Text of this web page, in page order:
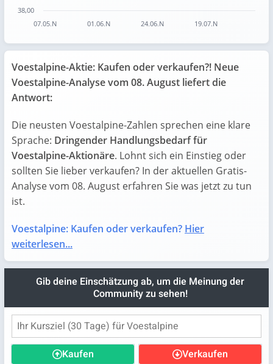
07.05.N 01.06.N 24.06.N 19.07.N
38,00
Voestalpine-Aktie: Kaufen oder verkaufen?! Neue
Voestalpine-Analyse vom 08. August liefert die
Antwort:
Die neusten Voestalpine-Zahlen sprechen eine klare
Sprache: Dringender Handlungsbedarf für
Voestalpine-Aktionäre. Lohnt sich ein Einstieg oder
sollten Sie lieber verkaufen? In der aktuellen Gratis-
Analyse vom 08. August erfahren Sie was jetzt zu tun
ist.
Voestalpine: Kaufen oder verkaufen? Hier
weiterlesen...
Gib deine Einschätzung ab, um die Meinung der
Community zu sehen!
Kaufen Verkaufen